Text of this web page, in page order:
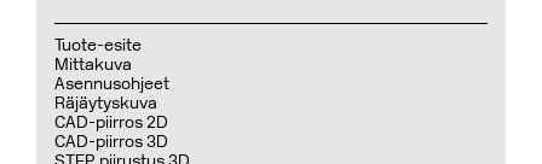
Tuote-esite
Mittakuva
Asennusohjeet
Räjäytyskuva
CAD-piirros 2D
CAD-piirros 3D